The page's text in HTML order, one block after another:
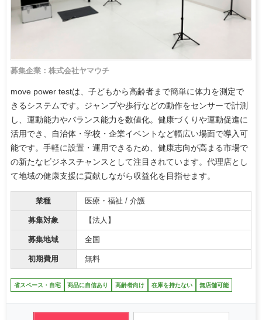
募集企業：株式会社ヤマウチ
move power testは、子どもから高齢者まで簡単に体力を測定で
きるシステムです。ジャンプや歩行などの動作をセンサーで計測
し、運動能力やバランス能力を数値化。健康づくりや運動促進に
活用でき、自治体・学校・企業イベントなど幅広い場面で導入可
能です。手軽に設置・運用できるため、健康志向が高まる市場で
の新たなビジネスチャンスとして注目されています。代理店とし
て地域の健康支援に貢献しながら収益化を目指せます。
業種 医療・福祉 / 介護
募集対象 【法人】
募集地域 全国
初期費用 無料
省スペース・自宅 商品に自信あり 高齢者向け 在庫を持たない 無店舗可能